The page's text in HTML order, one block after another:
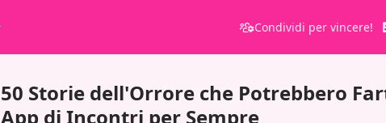
Condividi per vincere!
50 Storie dell'Orrore che Potrebbero
App di Incontri per Sempre